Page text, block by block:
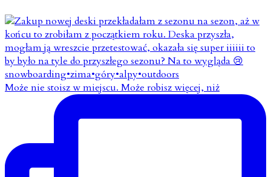
Może nie stoisz w miejscu. Może robisz więcej, niż